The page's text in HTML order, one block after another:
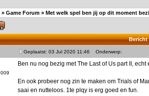
» Game Forum » Met welk spel ben jij op dit moment
Bericht
Geplaatst: 03 Jul 2020 11:46 Onderwerp:
Ben nu nog bezig met The Last of Us part II,
En ook probeer nog zin te maken om Trials of
saai en nutteloos. 1te plqy is erg goed en fun.